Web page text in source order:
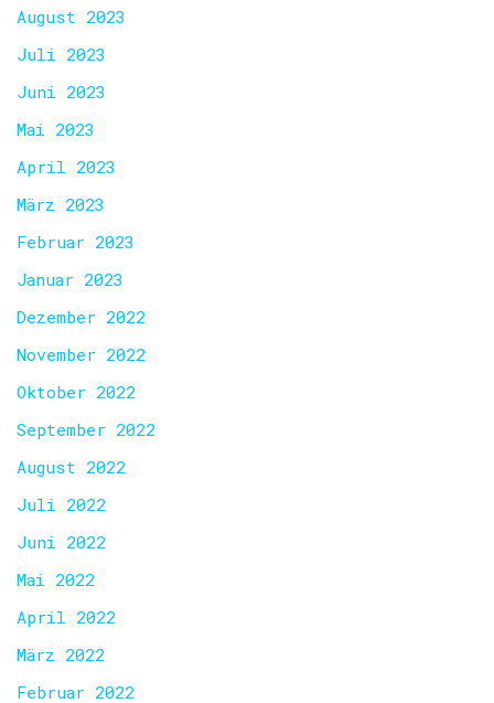
August 2023
Juli 2023
Juni 2023
Mai 2023
April 2023
März 2023
Februar 2023
Januar 2023
Dezember 2022
November 2022
Oktober 2022
September 2022
August 2022
Juli 2022
Juni 2022
Mai 2022
April 2022
März 2022
Februar 2022